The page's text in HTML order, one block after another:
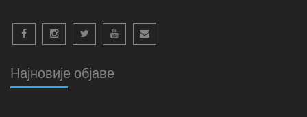
Најновије објаве